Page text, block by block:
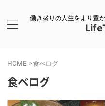
働き盛りの人生をより豊
HOME >食べログ
食べログ